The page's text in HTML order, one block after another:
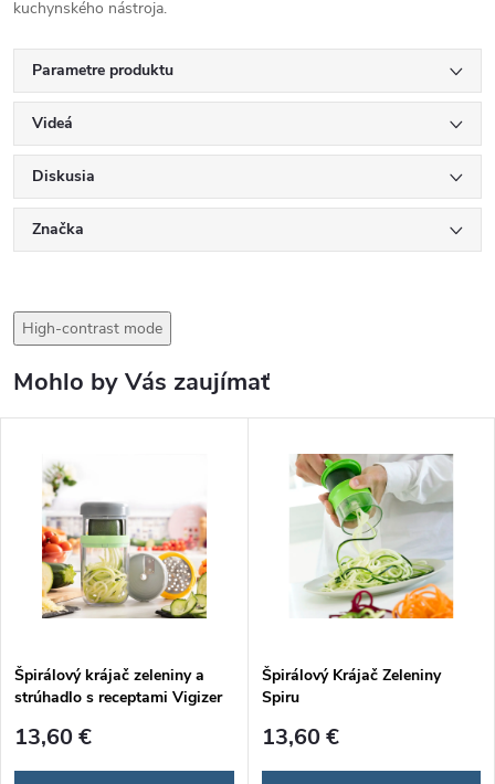
kuchynského nástroja.
Parametre produktu
Videá
Diskusia
Značka
High-contrast mode
Mohlo by Vás zaujímať
Špirálový krájač zeleniny a
strúhadlo s receptami Vigizer
13,60 €
Špirálový Krájač Zeleniny
Spiru
13,60 €